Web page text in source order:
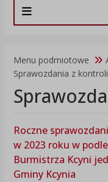
Menu podmiotowe
Sprawozdania z kontroli
Roczne
w 2023 roku w
Burmistrza Kcyni
Gminy Kcynia